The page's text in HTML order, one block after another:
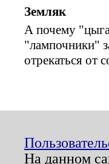
Земляк
А почему
"лампочники"
отрекаться от
На данном